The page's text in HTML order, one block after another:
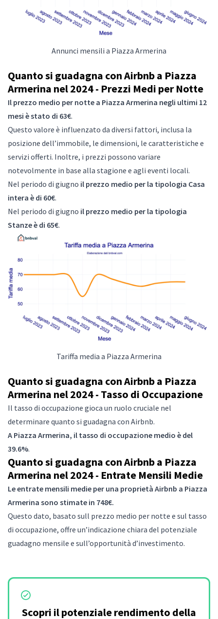
Annunci mensili a Piazza Armerina
Quanto si guadagna con Airbnb a Piazza
Armerina nel 2024 - Prezzi Medi per Notte
Il prezzo medio per notte a Piazza Armerina negli ultimi 12
mesi è stato di 63€.
Questo valore è influenzato da diversi fattori, inclusa la
posizione dell’immobile, le dimensioni, le caratteristiche e
servizi offerti. Inoltre, i prezzi possono variare
notevolmente in base alla stagione e agli eventi locali.
Nel periodo di giugno il prezzo medio per la tipologia Casa
intera è di 60€.
Nel periodo di giugno il prezzo medio per la tipologia
Stanze è di 65€.
Tariffa media a Piazza Armerina
Quanto si guadagna con Airbnb a Piazza
Armerina nel 2024 - Tasso di Occupazione
Il tasso di occupazione gioca un ruolo cruciale nel
determinare quanto si guadagna con Airbnb.
A Piazza Armerina, il tasso di occupazione medio è del
39.6%.
Quanto si guadagna con Airbnb a Piazza
Armerina nel 2024 - Entrate Mensili Medie
Le entrate mensili medie per una proprietà Airbnb a Piazza
Armerina sono stimate in 748€.
Questo dato, basato sull prezzo medio per notte e sul tasso
di occupazione, offre un’indicazione chiara del potenziale
guadagno mensile e sull’opportunità d’investimento.
Scopri il potenziale rendimento della